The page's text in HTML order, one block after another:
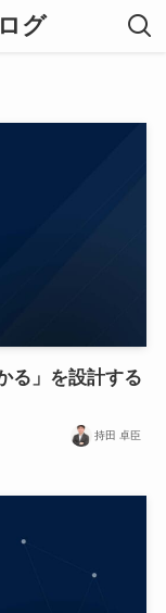
グ
る」を設計する
持田 卓臣